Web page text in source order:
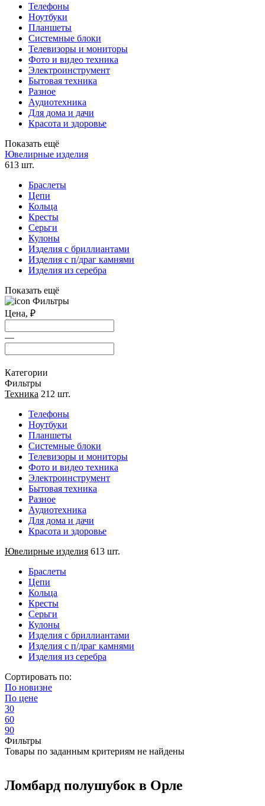
Телефоны
Ноутбуки
Планшеты
Системные блоки
Телевизоры и мониторы
Фото и видео техника
Электроинструмент
Бытовая техника
Разное
Аудиотехника
Для дома и дачи
Красота и здоровье
Показать ещё
Ювелирные изделия
613 шт.
Браслеты
Цепи
Кольца
Кресты
Серьги
Кулоны
Изделия с бриллиантами
Изделия с п/драг камнями
Изделия из серебра
Показать ещё
Фильтры
Цена, ₽
—
Категории
Фильтры
Техника 212 шт.
Телефоны
Ноутбуки
Планшеты
Системные блоки
Телевизоры и мониторы
Фото и видео техника
Электроинструмент
Бытовая техника
Разное
Аудиотехника
Для дома и дачи
Красота и здоровье
Ювелирные изделия 613 шт.
Браслеты
Цепи
Кольца
Кресты
Серьги
Кулоны
Изделия с бриллиантами
Изделия с п/драг камнями
Изделия из серебра
Сортировать по:
По новизне
По цене
30
60
90
Фильтры
Товары по заданным критериям не найдены
Ломбард полушубок в Орле